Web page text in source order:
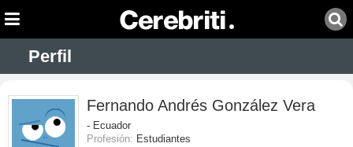
Perfil
Fernando Andrés González Vera
- Ecuador
Profesión: Estudiantes